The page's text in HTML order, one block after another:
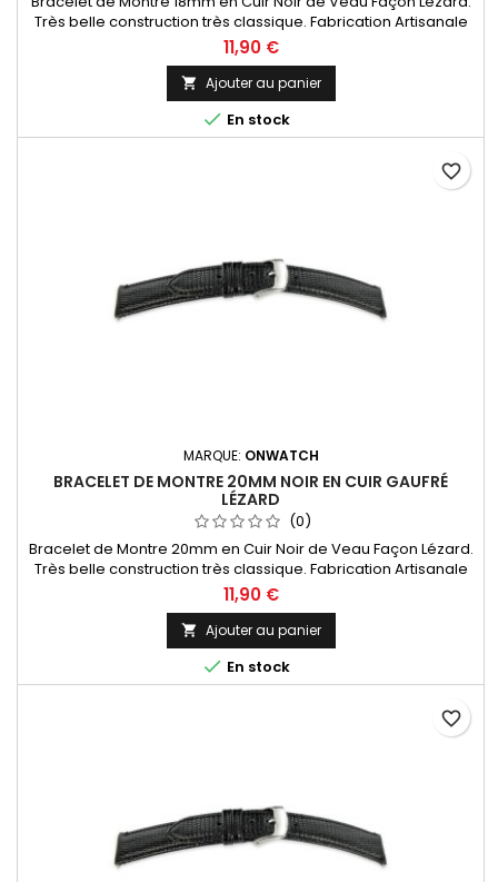
Très belle construction très classique. Fabrication Artisanale
11,90 €
 Ajouter au panier
 En stock
MARQUE: ONWATCH
BRACELET DE MONTRE 20MM NOIR EN CUIR GAUFRÉ
LÉZARD
(0)
Bracelet de Montre 20mm en Cuir Noir de Veau Façon Lézard.
Très belle construction très classique. Fabrication Artisanale
11,90 €
 Ajouter au panier
 En stock
favorite_border
favorite_border